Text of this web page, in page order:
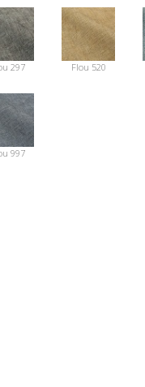
297 Flou 520
997